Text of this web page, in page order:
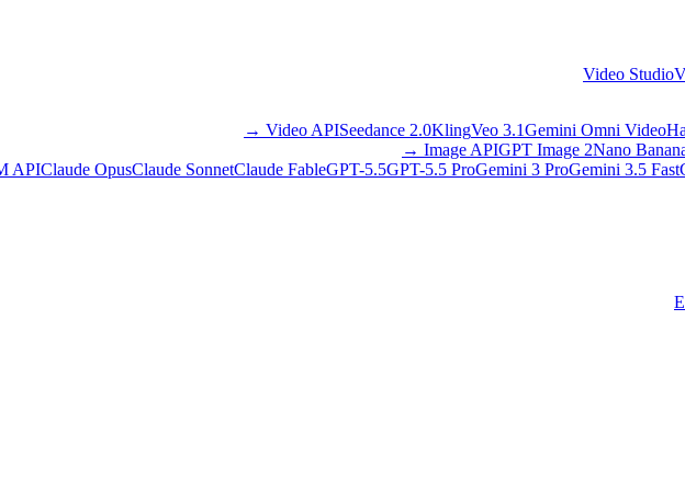
Video Studio
Video APISeedance 2.0KlingVeo 3.1Gemini Omni Video
→
Image APIGPT Image 2Nano
→
APIClaude OpusClaude SonnetClaude FableGPT-5.5GPT-5.5 ProGemini 3 ProGemini 3.5 Fast